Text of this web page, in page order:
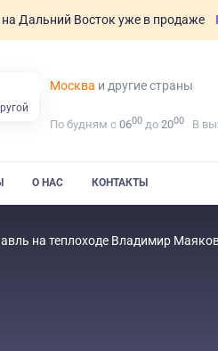
на Дальний Восток уже в продаже
Москва и другие страны
По будням с 0600 до 2000 В
О НАС КОНТАКТЫ
на теплоходе Владимир